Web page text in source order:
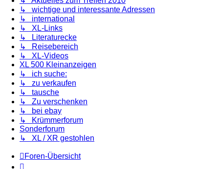
↳ wichtige und interessante Adressen
↳ international
↳ XL-Links
↳ Literaturecke
↳ Reisebereich
↳ XL-Videos
XL 500 Kleinanzeigen
↳ ich suche:
↳ zu verkaufen
↳ tausche
↳ Zu verschenken
↳ bei ebay
↳ Krümmerforum
Sonderforum
↳ XL / XR gestohlen
Foren-Übersicht